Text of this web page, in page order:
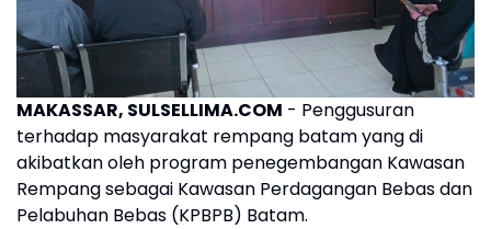
MAKASSAR, SULSELLIMA.COM - Penggusuran
terhadap masyarakat rempang batam yang di
akibatkan oleh program penegembangan Kawasan
Rempang sebagai Kawasan Perdagangan Bebas dan
Pelabuhan Bebas (KPBPB) Batam.